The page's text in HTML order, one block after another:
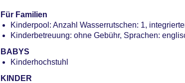
Für Familien
Kinderpool: Anzahl Wasserrutschen: 1,
Kinderbetreuung: ohne Gebühr, Sprachen:
BABYS
Kinderhochstuhl
KINDER